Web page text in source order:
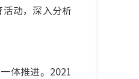
动，深入分析
体推进。2021